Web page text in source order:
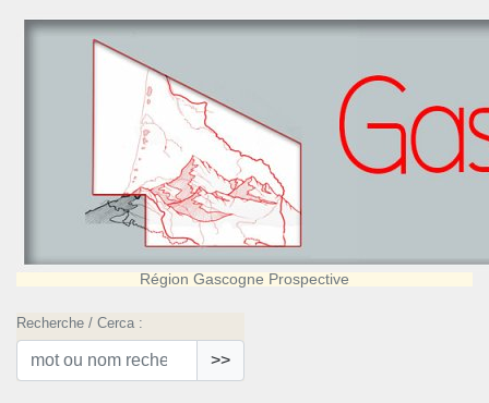
Région Gascogne Prospective
Recherche / Cerca :
>>